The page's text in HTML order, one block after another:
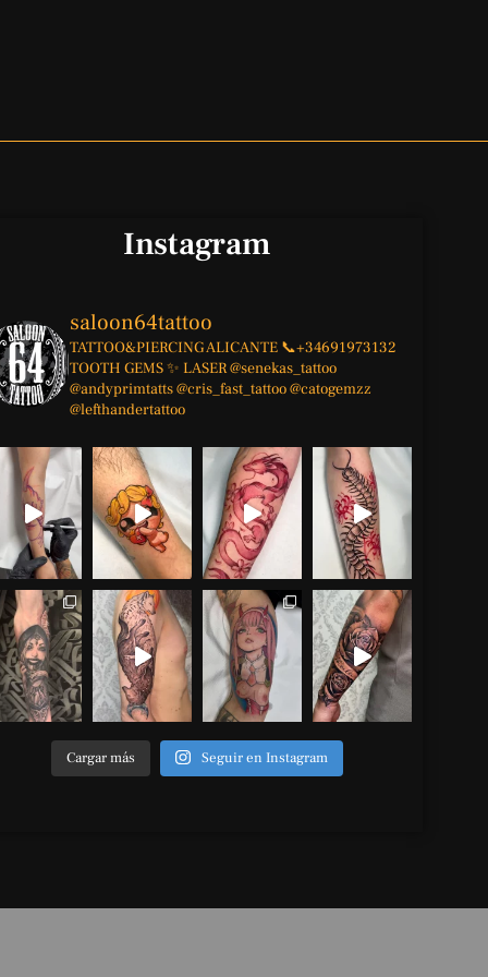
Instagram
saloon64tattoo
TATTOO&PIERCINGALICANTE 📞+34691973132
TOOTH GEMS ✨ LASER@senekas_tattoo
@andyprimtatts@cris_fast_tattoo@catogemzz
@lefthandertattoo
Cargar más Seguir en Instagram